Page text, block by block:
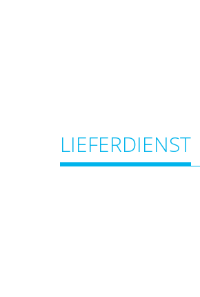
LIEFERDIENST